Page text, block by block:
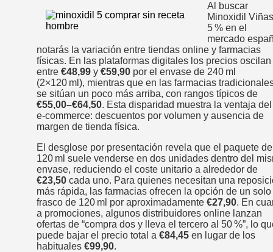
Al buscar
Minoxidil Viñas
5 % en el
mercado
notarás la variación entre tiendas online y farmacias
físicas. En las plataformas digitales los precios oscilan
entre €48,99 y €59,90 por el envase de 240 ml
(2×120 ml), mientras que en las farmacias
se sitúan un poco más arriba, con rangos típicos de
€55,00–€64,50. Esta disparidad muestra la ventaja del
e‑commerce: descuentos por volumen y ausencia de
margen de tienda física.
El desglose por presentación revela que el paquete de
120 ml suele venderse en dos unidades dentro del
envase, reduciendo el coste unitario a alrededor de
€23,50 cada uno. Para quienes necesitan una
más rápida, las farmacias ofrecen la opción de un solo
frasco de 120 ml por aproximadamente €27,90. En
a promociones, algunos distribuidores online lanzan
ofertas de “compra dos y lleva el tercero al 50 %”, lo
puede bajar el precio total a €84,45 en lugar de los
habituales €99,90.